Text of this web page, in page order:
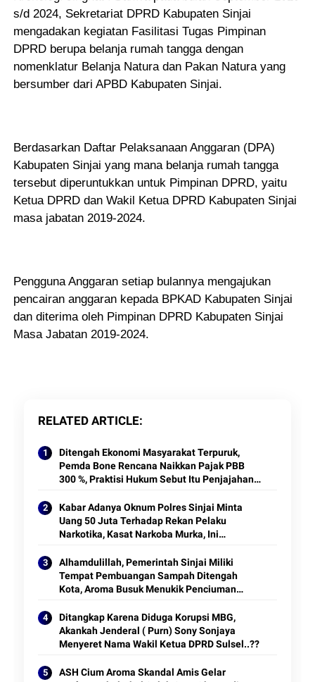
s/d 2024, Sekretariat DPRD Kabupaten Sinjai
mengadakan kegiatan Fasilitasi Tugas Pimpinan
DPRD berupa belanja rumah tangga dengan
nomenklatur Belanja Natura dan Pakan Natura yang
bersumber dari APBD Kabupaten Sinjai.
Berdasarkan Daftar Pelaksanaan Anggaran (DPA)
Kabupaten Sinjai yang mana belanja rumah tangga
tersebut diperuntukkan untuk Pimpinan DPRD, yaitu
Ketua DPRD dan Wakil Ketua DPRD Kabupaten Sinjai
masa jabatan 2019-2024.
Pengguna Anggaran setiap bulannya mengajukan
pencairan anggaran kepada BPKAD Kabupaten Sinjai
dan diterima oleh Pimpinan DPRD Kabupaten Sinjai
Masa Jabatan 2019-2024.
RELATED ARTICLE
Ditengah Ekonomi Masyarakat Terpuruk,
Pemda Bone Rencana Naikkan Pajak PBB
300 %, Praktisi Hukum Sebut Itu Penjajahan
Kabar Adanya Oknum Polres Sinjai Minta
Uang 50 Juta Terhadap Rekan Pelaku
Narkotika, Kasat Narkoba Murka, Ini
Alhamdulillah, Pemerintah Sinjai Miliki
Tempat Pembuangan Sampah Ditengah
Kota, Aroma Busuk Menukik Penciuman
Ditangkap Karena Diduga Korupsi MBG,
Akankah Jenderal ( Purn) Sony Sonjaya
Menyeret Nama Wakil Ketua DPRD Sulsel..??
ASH Cium Aroma Skandal Amis Gelar